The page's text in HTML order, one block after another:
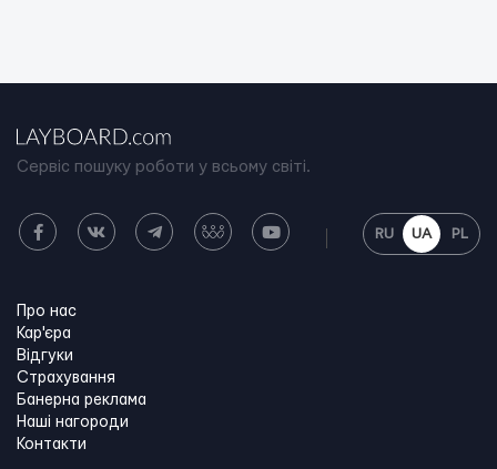
Сервіс пошуку роботи у всьому світі.
RU UA PL
Про нас
Кар'єра
Відгуки
Страхування
Банерна реклама
Наші нагороди
Контакти